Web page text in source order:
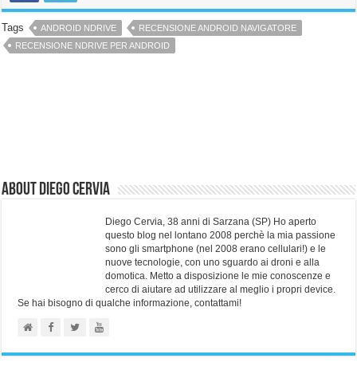
Tags ANDROID NDRIVE
RECENSIONE ANDROID NAVIGATORE
RECENSIONE NDRIVE PER ANDROID
About Diego Cervia
Diego Cervia, 38 anni di Sarzana (SP) Ho aperto
questo blog nel lontano 2008 perchè la mia passione
sono gli smartphone (nel 2008 erano cellulari!) e le
nuove tecnologie, con uno sguardo ai droni e alla
domotica. Metto a disposizione le mie conoscenze e
cerco di aiutare ad utilizzare al meglio i propri device.
Se hai bisogno di qualche informazione, contattami!